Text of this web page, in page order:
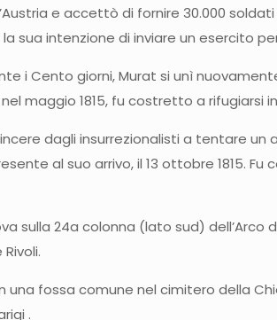
e accettò di fornire 30.000
sua intenzione di inviare un esercito
i Cento giorni, Murat si unì
maggio 1815, fu costretto a rifugiarsi
dagli insurrezionalisti a tentare
al suo arrivo, il 13 ottobre 1815.
sulla 24a colonna (lato sud)
fossa comune nel cimitero della
.